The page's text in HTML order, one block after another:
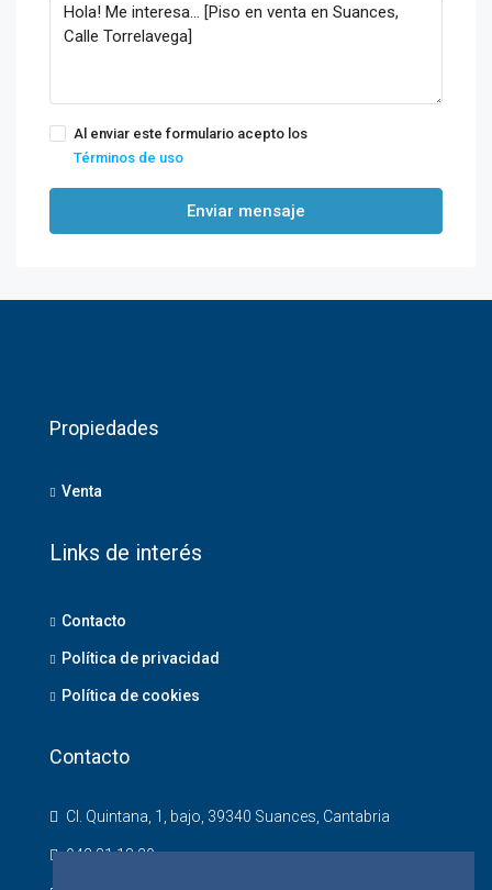
Al enviar este formulario acepto los
Términos de uso
Enviar mensaje
Propiedades
Venta
Links de interés
Contacto
Política de privacidad
Política de cookies
Contacto
Cl. Quintana, 1, bajo, 39340 Suances, Cantabria
942 81 18 20